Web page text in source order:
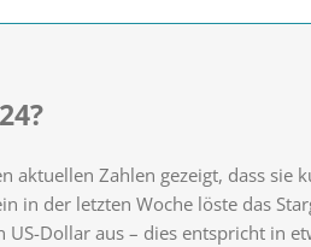
aktuellen Zahlen gezeigt, dass sie
in der letzten Woche löste das
Dollar aus – dies entspricht in